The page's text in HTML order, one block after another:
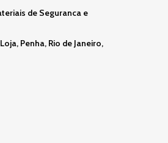
de Seguranca e
Penha, Rio de Janeiro,